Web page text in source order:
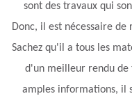
sont des travaux qui
Donc, il est nécessaire
Sachez qu'il a tous les
d'un meilleur rendu de
amples informations, il